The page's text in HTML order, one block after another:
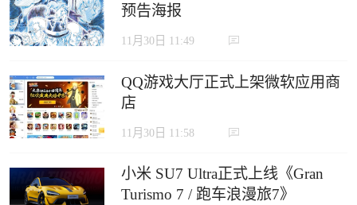
预告海报
11月30日 11:49
QQ游戏大厅正式上架微软应用商
店
11月30日 11:58
小米 SU7 Ultra正式上线《Gran
Turismo 7 / 跑车浪漫旅7》